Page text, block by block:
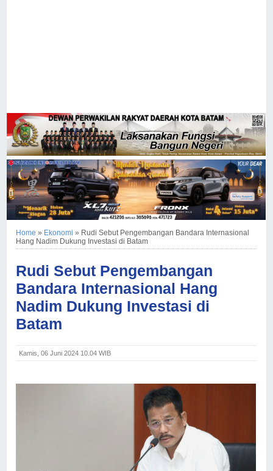
Home » Ekonomi » Rudi Sebut Pengembangan Bandara Internasional
Hang Nadim Dukung Investasi di Batam
Rudi Sebut Pengembangan
Bandara Internasional Hang
Nadim Dukung Investasi di
Batam
Kamis, 06 Juni 2024 10.04 WIB